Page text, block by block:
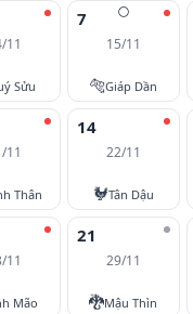
11
Sửu
🌕
7
15/11
🐅Giáp Dần
11
Thân
14
22/11
🐓Tân Dậu
11
Mão
21
29/11
🐉Mậu Thìn